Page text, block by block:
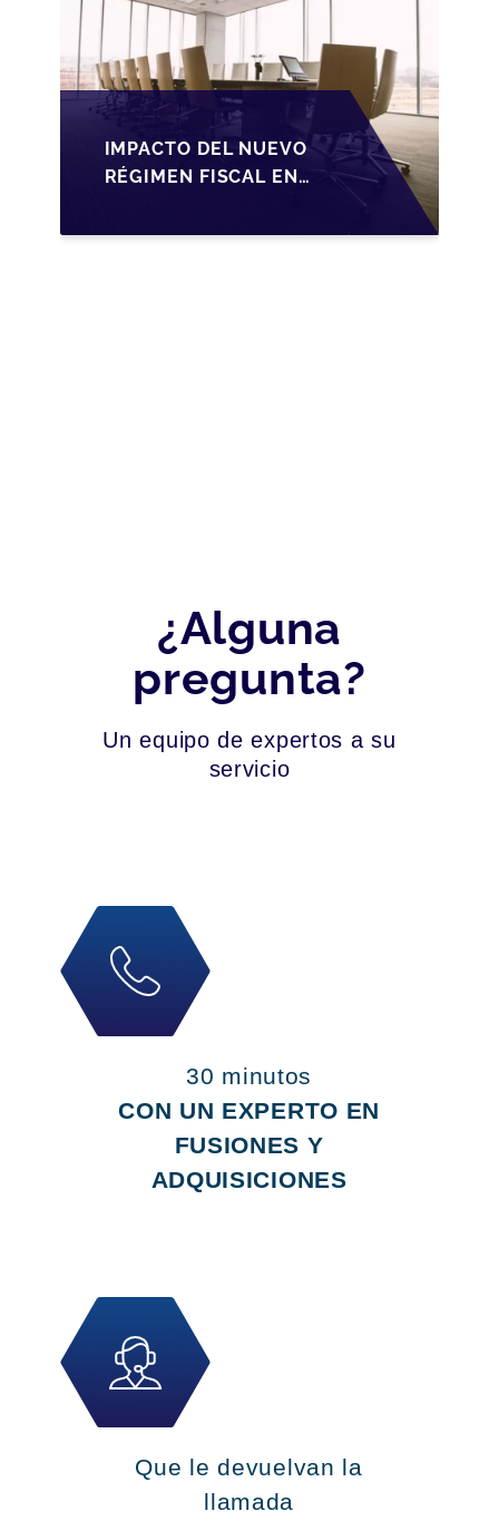
IMPACTO DEL NUEVO
RÉGIMEN FISCAL EN
PYMES EN ESPAÑA
¿Alguna
pregunta?
Un equipo de expertos a su
servicio
30 minutos
CON UN EXPERTO EN
FUSIONES Y
ADQUISICIONES
Que le devuelvan la
llamada